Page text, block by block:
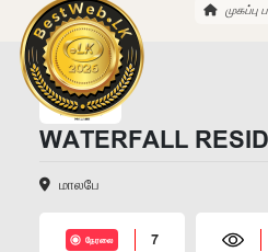
முகப்பு
WATERFALL
மாலபே
நேரலை 7